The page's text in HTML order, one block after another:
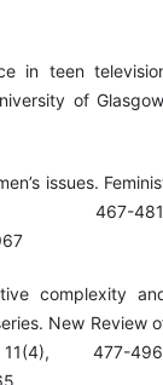
in teen
of
issues.
467-
complexity
New Review
477-